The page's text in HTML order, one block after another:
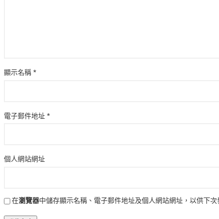
顯示名稱 *
電子郵件地址 *
個人網站網址
在瀏覽器中儲存顯示名稱、電子郵件地址及個人網站網址，以供下次